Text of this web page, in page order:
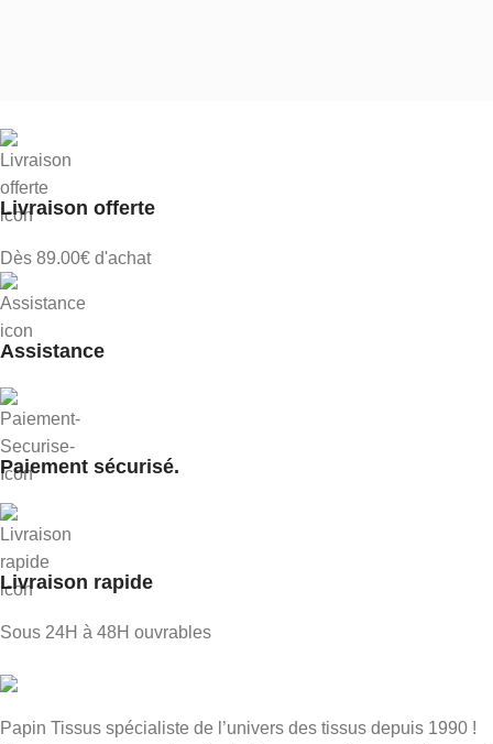
Livraison offerte
Dès 89.00€ d'achat
Assistance
Paiement sécurisé.
Livraison rapide
Sous 24H à 48H ouvrables
Papin Tissus spécialiste de l’univers des tissus depuis 1990 !